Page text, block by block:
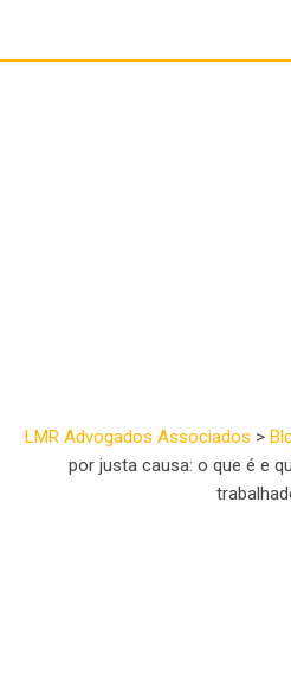
LMR Advogados Associados >
por justa causa: o que é e